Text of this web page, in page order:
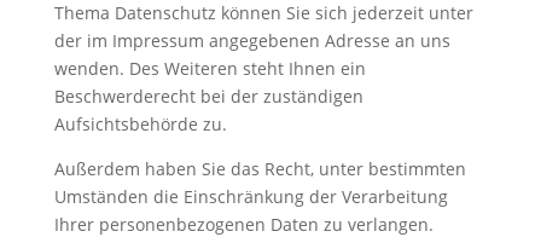
Thema Datenschutz können Sie sich jederzeit unter
der im Impressum angegebenen Adresse an uns
wenden. Des Weiteren steht Ihnen ein
Beschwerderecht bei der zuständigen
Aufsichtsbehörde zu.
Außerdem haben Sie das Recht, unter bestimmten
Umständen die Einschränkung der Verarbeitung
Ihrer personenbezogenen Daten zu verlangen.